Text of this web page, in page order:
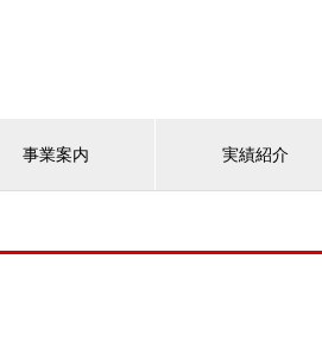
事業案内 実績紹介